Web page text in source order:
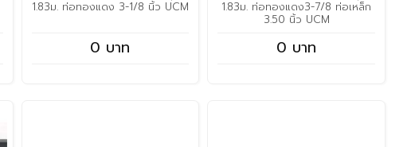
1.83ม. ท่อทองแดง 3-1/8 นิ้ว UCM
0 บาท
1.83ม. ท่อทองแดง3-7/8 ท่อเหล็ก
3.50 นิ้ว UCM
0 บาท